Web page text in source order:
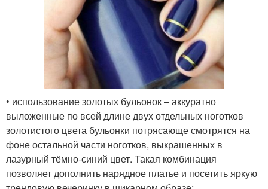
• использование золотых бульонок – аккуратно
выложенные по всей длине двух отдельных ноготков
золотистого цвета бульонки потрясающе смотрятся на
фоне остальной части ноготков, выкрашенных в
лазурный тёмно-синий цвет. Такая комбинация
позволяет дополнить нарядное платье и посетить яркую